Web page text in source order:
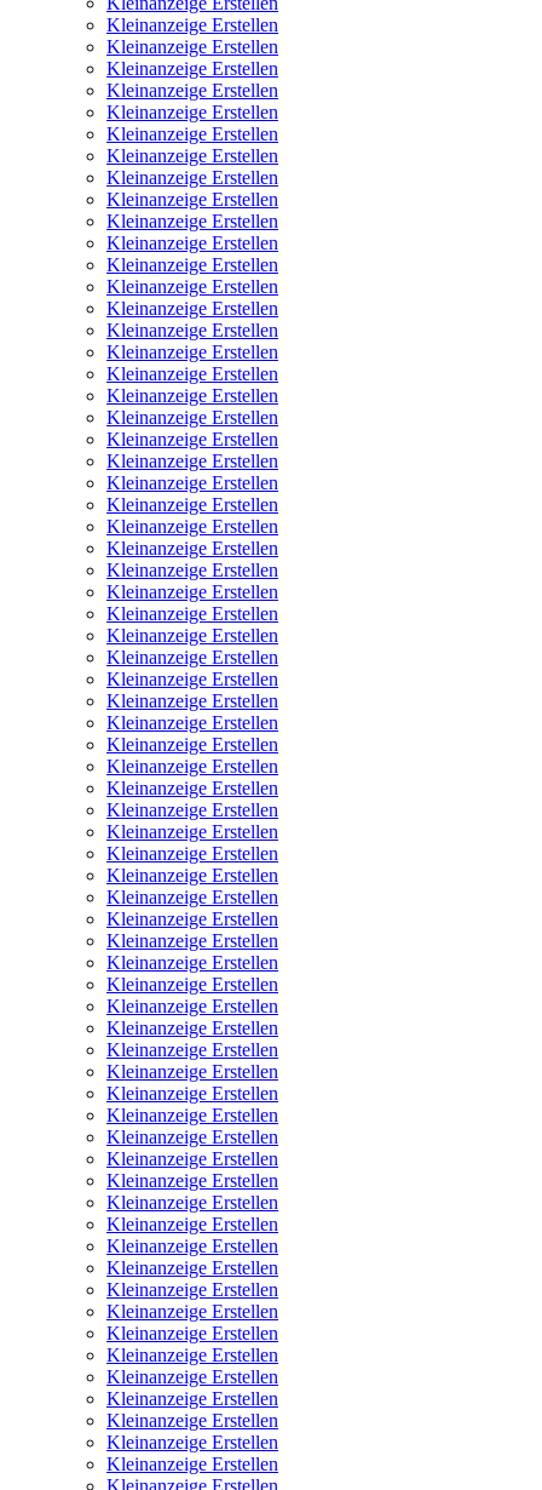
Kleinanzeige Erstellen
Kleinanzeige Erstellen
Kleinanzeige Erstellen
Kleinanzeige Erstellen
Kleinanzeige Erstellen
Kleinanzeige Erstellen
Kleinanzeige Erstellen
Kleinanzeige Erstellen
Kleinanzeige Erstellen
Kleinanzeige Erstellen
Kleinanzeige Erstellen
Kleinanzeige Erstellen
Kleinanzeige Erstellen
Kleinanzeige Erstellen
Kleinanzeige Erstellen
Kleinanzeige Erstellen
Kleinanzeige Erstellen
Kleinanzeige Erstellen
Kleinanzeige Erstellen
Kleinanzeige Erstellen
Kleinanzeige Erstellen
Kleinanzeige Erstellen
Kleinanzeige Erstellen
Kleinanzeige Erstellen
Kleinanzeige Erstellen
Kleinanzeige Erstellen
Kleinanzeige Erstellen
Kleinanzeige Erstellen
Kleinanzeige Erstellen
Kleinanzeige Erstellen
Kleinanzeige Erstellen
Kleinanzeige Erstellen
Kleinanzeige Erstellen
Kleinanzeige Erstellen
Kleinanzeige Erstellen
Kleinanzeige Erstellen
Kleinanzeige Erstellen
Kleinanzeige Erstellen
Kleinanzeige Erstellen
Kleinanzeige Erstellen
Kleinanzeige Erstellen
Kleinanzeige Erstellen
Kleinanzeige Erstellen
Kleinanzeige Erstellen
Kleinanzeige Erstellen
Kleinanzeige Erstellen
Kleinanzeige Erstellen
Kleinanzeige Erstellen
Kleinanzeige Erstellen
Kleinanzeige Erstellen
Kleinanzeige Erstellen
Kleinanzeige Erstellen
Kleinanzeige Erstellen
Kleinanzeige Erstellen
Kleinanzeige Erstellen
Kleinanzeige Erstellen
Kleinanzeige Erstellen
Kleinanzeige Erstellen
Kleinanzeige Erstellen
Kleinanzeige Erstellen
Kleinanzeige Erstellen
Kleinanzeige Erstellen
Kleinanzeige Erstellen
Kleinanzeige Erstellen
Kleinanzeige Erstellen
Kleinanzeige Erstellen
Kleinanzeige Erstellen
Kleinanzeige Erstellen